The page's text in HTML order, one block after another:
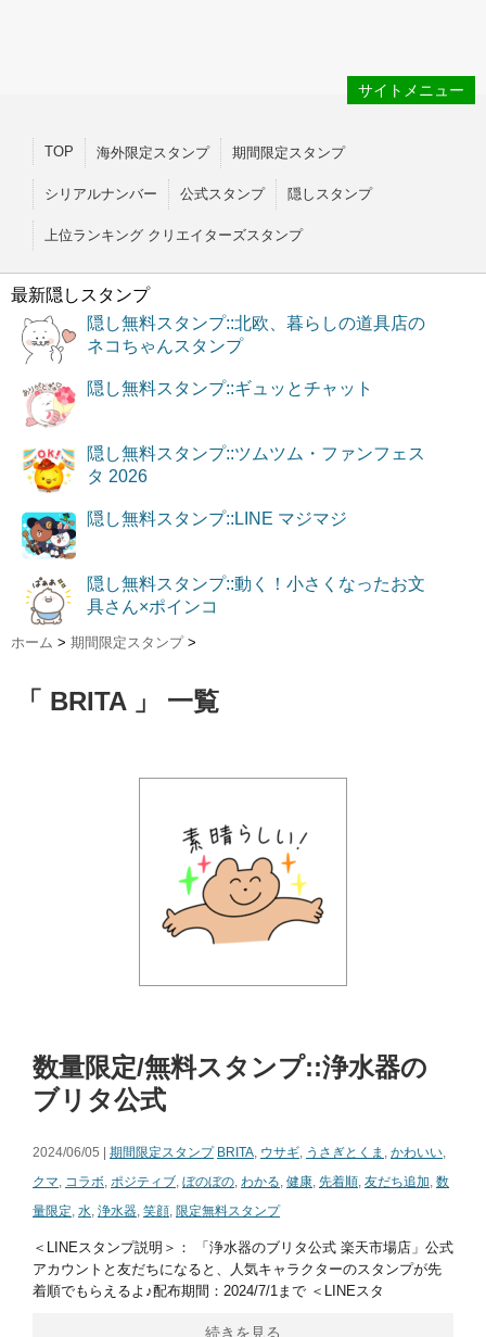
サイトメニュー
TOP 海外限定スタンプ 期間限定スタンプ
シリアルナンバー 公式スタンプ 隠しスタンプ
上位ランキング クリエイターズスタンプ
最新隠しスタンプ
隠し無料スタンプ::北欧、暮らしの道具店の
ネコちゃんスタンプ
隠し無料スタンプ::ギュッとチャット
隠し無料スタンプ::ツムツム・ファンフェス
タ 2026
隠し無料スタンプ::LINE マジマジ
隠し無料スタンプ::動く！小さくなったお文
具さん×ポインコ
ホーム > 期間限定スタンプ >
「 BRITA 」 一覧
数量限定/無料スタンプ::浄水器の
ブリタ公式
2024/06/05 | 期間限定スタンプ BRITA, ウサギ, うさぎとくま , かわいい,
クマ, コラボ, ポジティブ, ぼのぼの, わかる, 健康, 先着順, 友だち追加, 数
量限定, 水, 浄水器, 笑顔, 限定無料スタンプ
＜LINEスタンプ説明＞： 「浄水器のブリタ公式 楽天市場店」公式
アカウントと友だちになると、人気キャラクターのスタンプが先
着順でもらえるよ♪配布期間：2024/7/1まで ＜LINEスタ
続きを見る